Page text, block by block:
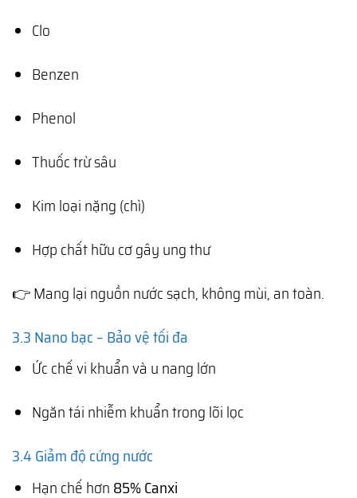
Clo
Benzen
Phenol
Thuốc trừ sâu
Kim loại nặng (chì)
Hợp chất hữu cơ gây ung thư
👉 Mang lại nguồn nước sạch, không mùi, an toàn.
3.3 Nano bạc – Bảo vệ tối đa
Ức chế vi khuẩn và u nang lớn
Ngăn tái nhiễm khuẩn trong lõi lọc
3.4 Giảm độ cứng nước
Hạn chế hơn 85% Canxi